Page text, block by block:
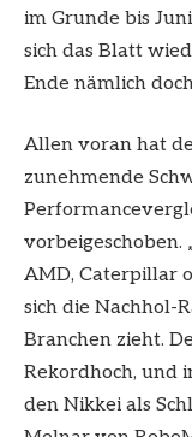
im Grunde bis
sich das Blatt
Ende nämlich
Allen voran hat
zunehmende
vorbeigeschoben.
AMD, Caterpillar
sich die Nachhol-
Branchen zieht.
Rekordhoch, und
den Nikkei als